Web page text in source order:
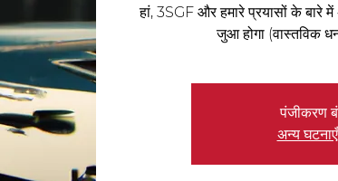
हां, 3SGF और हमारे प्रयासों के
जुआ होगा (वास्तविक
पंजीकरण
अन्य